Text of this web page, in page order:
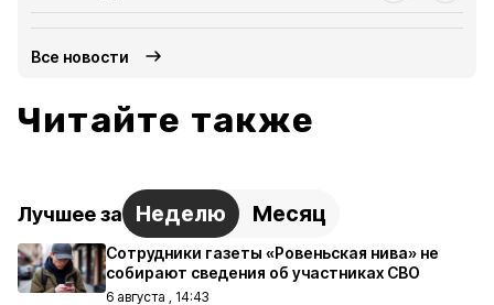
Все новости
Читайте также
Лучшее за Неделю Месяц
Сотрудники газеты «Ровеньская нива» не
собирают сведения об участниках СВО
6 августа , 14:43